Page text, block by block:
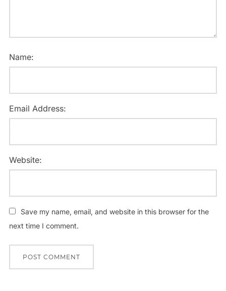
Name:
Email Address:
Website:
Save my name, email, and website in this browser for the
next time I comment.